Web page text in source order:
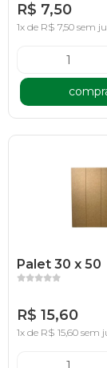
R$ 7,50
1x de R$ 7,50 sem
Palet 30 x 50
R$ 15,60
1x de R$ 15,60 sem